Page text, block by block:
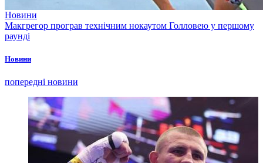
Новини
Макгрегор програв технічним нокаутом Голловею у першому
раунді
Новини
попередні новини